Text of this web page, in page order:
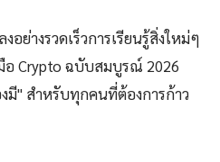
ย่างรวดเร็วการเรียนรู้สิ่งใหม่ๆ
อ Crypto ฉบับสมบูรณ์ 2026
มี" สำหรับทุกคนที่ต้องการก้าว